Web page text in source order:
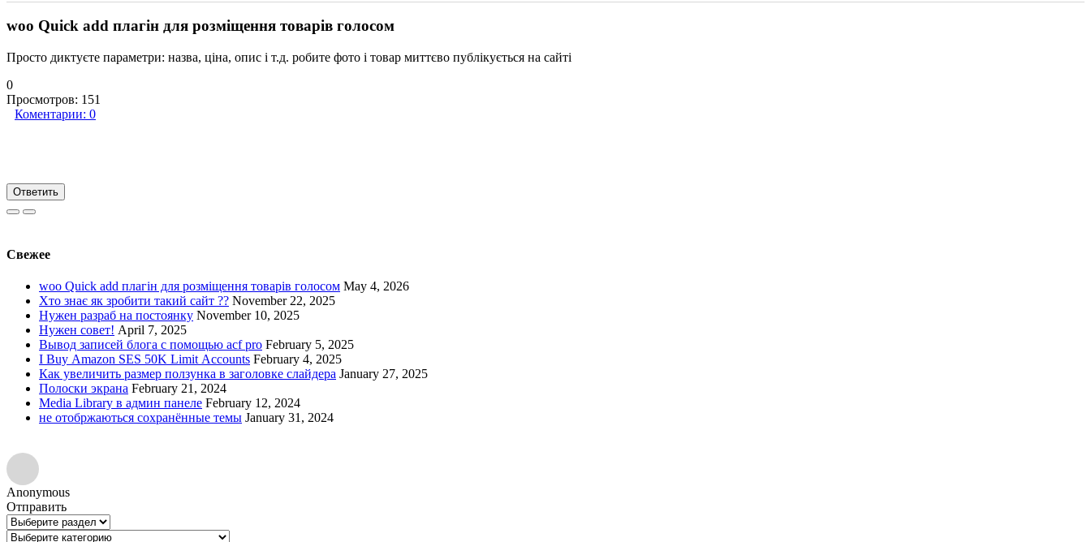
woo Quick add плагін для розміщення товарів голосом
Просто диктуєте параметри: назва, ціна, опис і т.д. робите фото і товар миттєво публікується на сайті
0
Просмотров: 151
Коментарии: 0
Ответить
Свежее
woo Quick add плагін для розміщення товарів голосом May 4, 2026
Хто знає як зробити такий сайт ?? November 22, 2025
Нужен разраб на постоянку November 10, 2025
Нужен совет! April 7, 2025
Вывод записей блога с помощью acf pro February 5, 2025
I Buy Amazon SES 50K Limit Accounts February 4, 2025
Как увеличить размер ползунка в заголовке слайдера January 27, 2025
Полоски экрана February 21, 2024
Media Library в админ панеле February 12, 2024
не отобржаються сохранённые темы January 31, 2024
Anonymous
Отправить